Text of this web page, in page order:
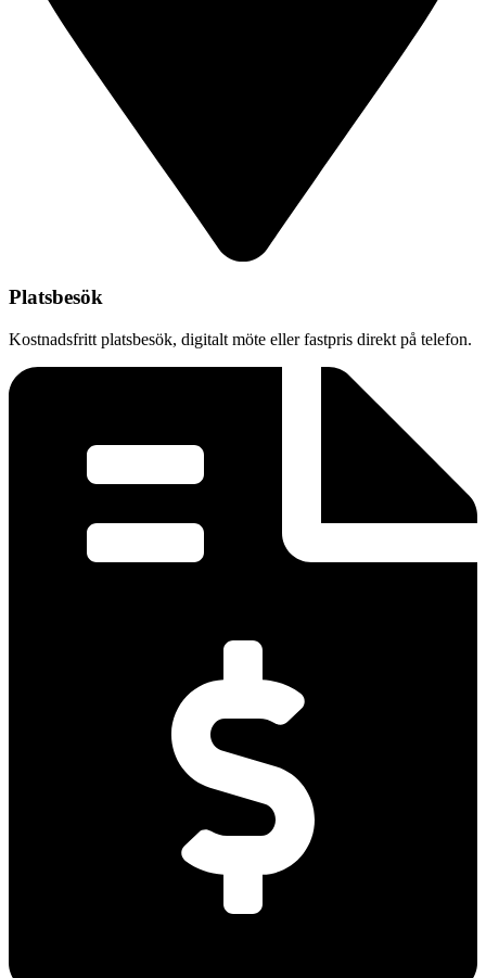
Platsbesök
Kostnadsfritt platsbesök, digitalt möte eller fastpris direkt på telefon.